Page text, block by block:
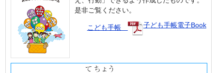
是非ご覧ください。
子ども手帳電子Book
こども手帳